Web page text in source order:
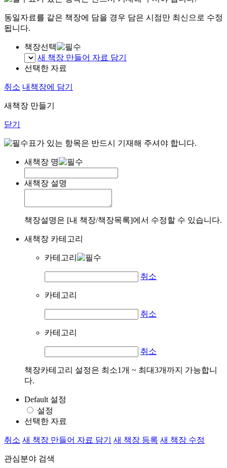
동일자료를 같은 책장에 담을 경우 담은 시점만 최신으로 수정
됩니다.
책장선택
새 책장 만들어 자료 담기
선택한 자료
취소 내책장에 담기
새책장 만들기
닫기
표가 있는 항목은 반드시 기재해 주셔야 합니다.
새책장 명
새책장 설명
책장설명은 [내 책장/책장목록]에서 수정할 수 있습니다.
새책장 카테고리
카테고리
취소
카테고리
취소
카테고리
취소
책장카테고리 설정은 최소1개 ~ 최대3개까지 가능합니
다.
Default 설정
설정
선택한 자료
취소 새 책장 만들어 자료 담기 새 책장 등록 새 책장 수정
관심분야 검색